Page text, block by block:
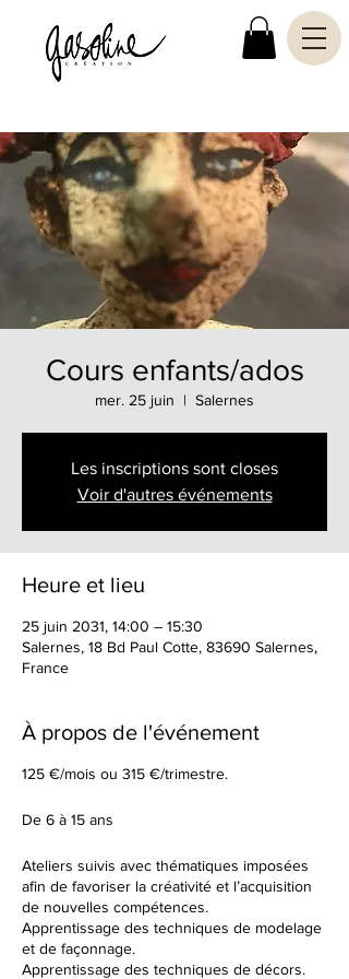
Cours enfants/ados
mer. 25 juin
  |
Salernes
Les inscriptions sont closes
Voir d'autres événements
Heure et lieu
25 juin 2031, 14:00 – 15:30
Salernes, 18 Bd Paul Cotte, 83690 Salernes,
France
À propos de l'événement
125 €/mois ou 315 €/trimestre.
De 6 à 15 ans
Ateliers suivis avec thématiques imposées
afin de favoriser la créativité et l’acquisition
de nouvelles compétences.
Apprentissage des techniques de modelage
et de façonnage.
Apprentissage des techniques de décors.